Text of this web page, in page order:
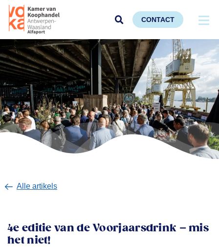
CONTACT
Alle artikels
4e editie van de Voorjaarsdrink – mis
het niet!